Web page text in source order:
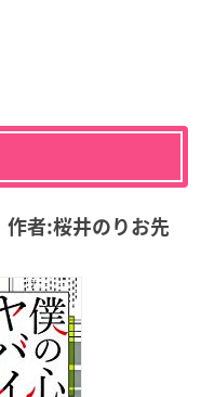
作者:桜井のりお先